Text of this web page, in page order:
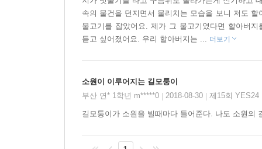
속의 물건을 던지면서 물리치는 모습을 보니 저도
물고기를 잡았어요. 제가 그 물고기였다면 할아버
듣고 싶어졌어요. 우리 할아버지는 ... 더보기
소원이 이루어지는 길모퉁이
부산 연* 1학년 m*****0
2018-08-30 제15회 YES24
길모퉁이가 소원을 빌때마다 들어준다. 나도 소원의